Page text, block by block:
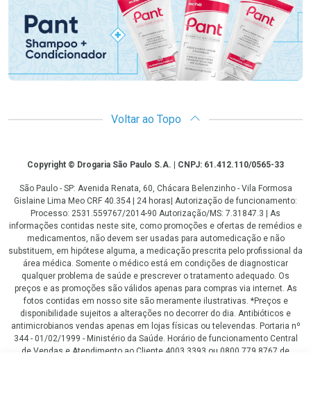
Voltar ao Topo
CopyrightCopyright © Drogaria São Paulo S.A. | CNPJ: 61.412.110/0565-33
São Paulo - SP: Avenida Renata, 60, Chácara Belenzinho - Vila Formosa
Gislaine Lima Meo CRF 40.354 | 24 horas| Autorização de funcionamento:
Processo: 2531.559767/2014-90 Autorização/MS: 7.31847.3 | As
informações contidas neste site, como promoções e ofertas de remédios e
medicamentos, não devem ser usadas para automedicação e não
substituem, em hipótese alguma, a medicação prescrita pelo profissional da
área médica. Somente o médico está em condições de diagnosticar
qualquer problema de saúde e prescrever o tratamento adequado. Os
preços e as promoções são válidos apenas para compras via internet. As
fotos contidas em nosso site são meramente ilustrativas. *Preços e
disponibilidade sujeitos a alterações no decorrer do dia. Antibióticos e
antimicrobianos vendas apenas em lojas físicas ou televendas. Portaria nº
344 - 01/02/1999 - Ministério da Saúde. Horário de funcionamento Central
de Vendas e Atendimento ao Cliente 4003 3393 ou 0800 779 8767 de